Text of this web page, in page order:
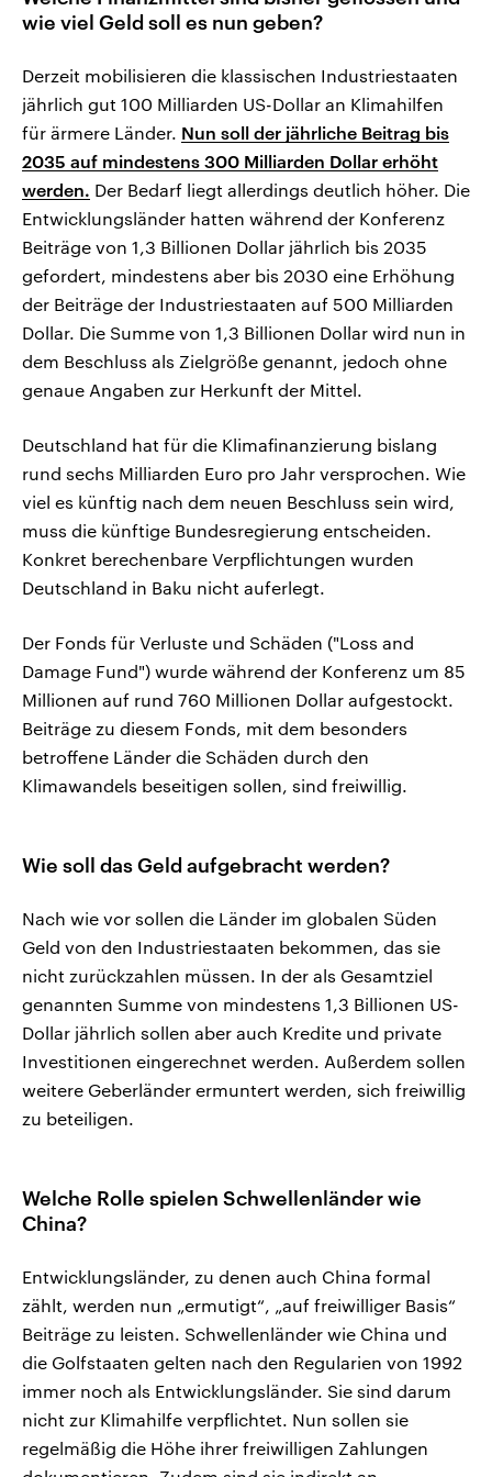
wie viel Geld soll es nun geben?
Derzeit mobilisieren die klassischen Industriestaaten
jährlich gut 100 Milliarden US-Dollar an Klimahilfen
für ärmere Länder. Nun soll der jährliche Beitrag bis
2035 auf mindestens 300 Milliarden Dollar erhöht
werden. Der Bedarf liegt allerdings deutlich höher. Die
Entwicklungsländer hatten während der Konferenz
Beiträge von 1,3 Billionen Dollar jährlich bis 2035
gefordert, mindestens aber bis 2030 eine Erhöhung
der Beiträge der Industriestaaten auf 500 Milliarden
Dollar. Die Summe von 1,3 Billionen Dollar wird nun in
dem Beschluss als Zielgröße genannt, jedoch ohne
genaue Angaben zur Herkunft der Mittel.
Deutschland hat für die Klimafinanzierung bislang
rund sechs Milliarden Euro pro Jahr versprochen. Wie
viel es künftig nach dem neuen Beschluss sein wird,
muss die künftige Bundesregierung entscheiden.
Konkret berechenbare Verpflichtungen wurden
Deutschland in Baku nicht auferlegt.
Der Fonds für Verluste und Schäden ("Loss and
Damage Fund") wurde während der Konferenz um 85
Millionen auf rund 760 Millionen Dollar aufgestockt.
Beiträge zu diesem Fonds, mit dem besonders
betroffene Länder die Schäden durch den
Klimawandels beseitigen sollen, sind freiwillig.
Wie soll das Geld aufgebracht werden?
Nach wie vor sollen die Länder im globalen Süden
Geld von den Industriestaaten bekommen, das sie
nicht zurückzahlen müssen. In der als Gesamtziel
genannten Summe von mindestens 1,3 Billionen US-
Dollar jährlich sollen aber auch Kredite und private
Investitionen eingerechnet werden. Außerdem sollen
weitere Geberländer ermuntert werden, sich freiwillig
zu beteiligen.
Welche Rolle spielen Schwellenländer wie
China?
Entwicklungsländer, zu denen auch China formal
zählt, werden nun „ermutigt“, „auf freiwilliger Basis“
Beiträge zu leisten. Schwellenländer wie China und
die Golfstaaten gelten nach den Regularien von 1992
immer noch als Entwicklungsländer. Sie sind darum
nicht zur Klimahilfe verpflichtet. Nun sollen sie
regelmäßig die Höhe ihrer freiwilligen Zahlungen